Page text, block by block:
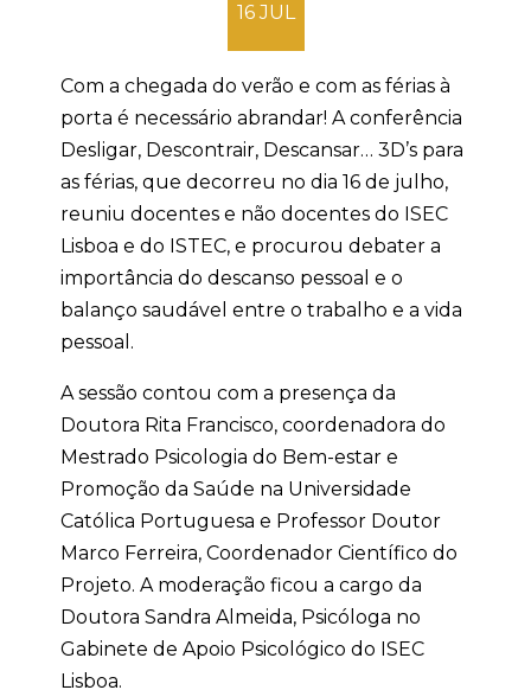
16 JUL
Com a chegada do verão e com as férias à
porta é necessário abrandar! A conferência
Desligar, Descontrair, Descansar… 3D’s para
as férias, que decorreu no dia 16 de julho,
reuniu docentes e não docentes do ISEC
Lisboa e do ISTEC, e procurou debater a
importância do descanso pessoal e o
balanço saudável entre o trabalho e a vida
pessoal.
A sessão contou com a presença da
Doutora Rita Francisco, coordenadora do
Mestrado Psicologia do Bem-estar e
Promoção da Saúde na Universidade
Católica Portuguesa e Professor Doutor
Marco Ferreira, Coordenador Científico do
Projeto. A moderação ficou a cargo da
Doutora Sandra Almeida, Psicóloga no
Gabinete de Apoio Psicológico do ISEC
Lisboa.